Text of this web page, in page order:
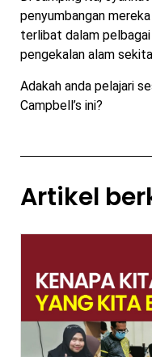
penyumbangan
terlibat dalam
pengekalan alam
Adakah anda pelajari
Campbell’s ini?
Artikel